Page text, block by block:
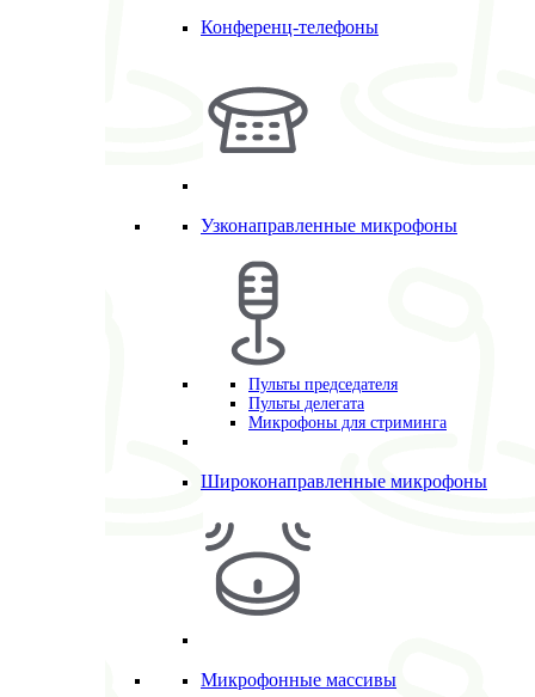
Конференц-телефоны
Узконаправленные микрофоны
Пульты председателя
Пульты делегата
Микрофоны для стриминга
Широконаправленные микрофоны
Микрофонные массивы